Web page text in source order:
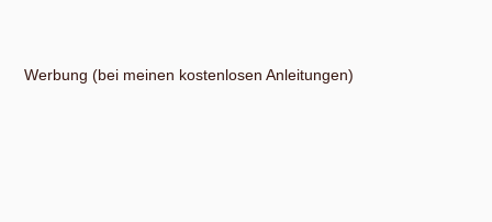
Werbung (bei meinen kostenlosen Anleitungen)